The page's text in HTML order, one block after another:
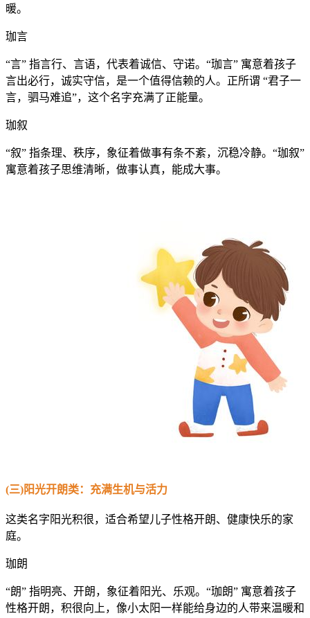
暖。
珈言
“言” 指言行、言语，代表着诚信、守诺。“珈言” 寓意着孩子
言出必行，诚实守信，是一个值得信赖的人。正所谓 “君子一
言，驷马难追”，这个名字充满了正能量。
珈叙
“叙” 指条理、秩序，象征着做事有条不紊，沉稳冷静。“珈叙”
寓意着孩子思维清晰，做事认真，能成大事。
(三)阳光开朗类：充满生机与活力
这类名字阳光积很，适合希望儿子性格开朗、健康快乐的家
庭。
珈朗
“朗” 指明亮、开朗，象征着阳光、乐观。“珈朗” 寓意着孩子
性格开朗，积很向上，像小太阳一样能给身边的人带来温暖和